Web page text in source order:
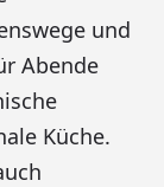
und
Abende
Küche.